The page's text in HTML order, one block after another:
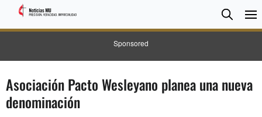
Sponsored
Search
Asociación Pacto Wesleyano planea una nueva
denominación